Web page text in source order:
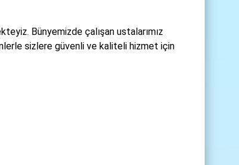
Bünyemizde çalışan ustalarımız
sizlere güvenli ve kaliteli hizmet için